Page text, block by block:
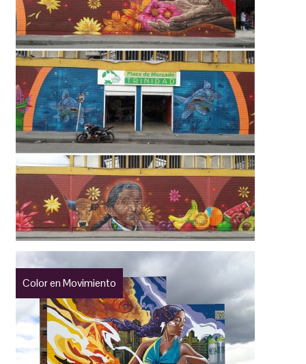
Color en Movimiento